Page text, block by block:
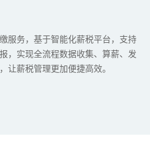
服务，基于智能化薪税平台，支持
，实现全流程数据收集、算薪、发
让薪税管理更加便捷高效。